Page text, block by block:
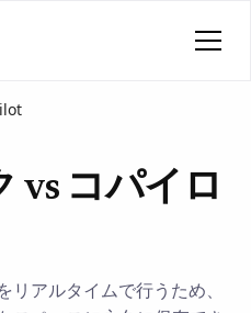
vs コパイロ
アルタイムで行うため、